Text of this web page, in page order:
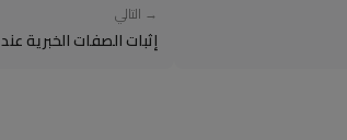
→ التالي
إثبات الصفات الخبرية